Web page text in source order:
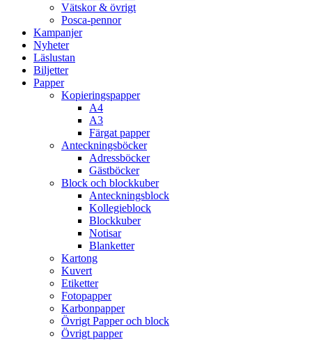
Vätskor & övrigt
Posca-pennor
Kampanjer
Nyheter
Läslustan
Biljetter
Papper
Kopieringspapper
A4
A3
Färgat papper
Anteckningsböcker
Adressböcker
Gästböcker
Block och blockkuber
Anteckningsblock
Kollegieblock
Blockkuber
Notisar
Blanketter
Kartong
Kuvert
Etiketter
Fotopapper
Karbonpapper
Övrigt Papper och block
Övrigt papper